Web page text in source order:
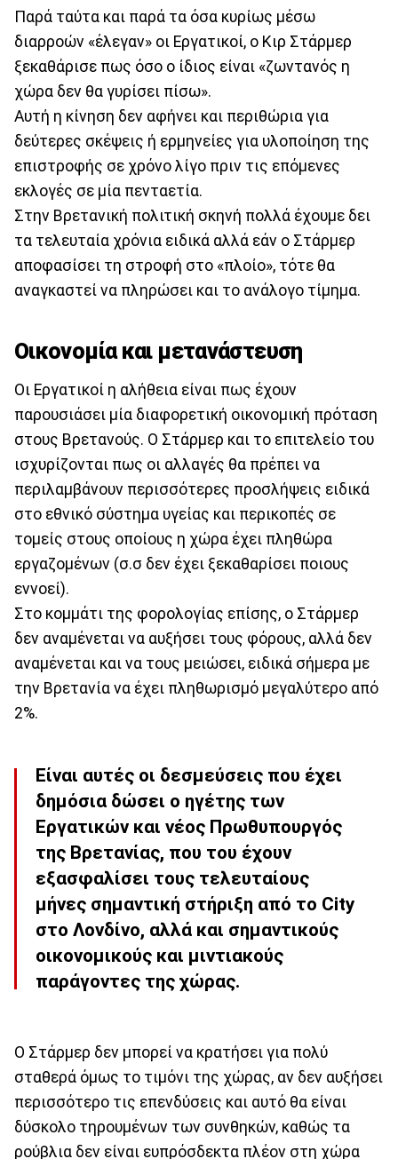
Παρά ταύτα και παρά τα όσα κυρίως μέσω
διαρροών «έλεγαν» οι Εργατικοί, ο Κιρ Στάρμερ
ξεκαθάρισε πως όσο ο ίδιος είναι «ζωντανός η
χώρα δεν θα γυρίσει πίσω».
Αυτή η κίνηση δεν αφήνει και περιθώρια για
δεύτερες σκέψεις ή ερμηνείες για υλοποίηση της
επιστροφής σε χρόνο λίγο πριν τις επόμενες
εκλογές σε μία πενταετία.
Στην Βρετανική πολιτική σκηνή πολλά έχουμε δει
τα τελευταία χρόνια ειδικά αλλά εάν ο Στάρμερ
αποφασίσει τη στροφή στο «πλοίο», τότε θα
αναγκαστεί να πληρώσει και το ανάλογο τίμημα.
Οικονομία και μετανάστευση
Οι Εργατικοί η αλήθεια είναι πως έχουν
παρουσιάσει μία διαφορετική οικονομική πρόταση
στους Βρετανούς. Ο Στάρμερ και το επιτελείο του
ισχυρίζονται πως οι αλλαγές θα πρέπει να
περιλαμβάνουν περισσότερες προσλήψεις ειδικά
στο εθνικό σύστημα υγείας και περικοπές σε
τομείς στους οποίους η χώρα έχει πληθώρα
εργαζομένων (σ.σ δεν έχει ξεκαθαρίσει ποιους
εννοεί).
Στο κομμάτι της φορολογίας επίσης, ο Στάρμερ
δεν αναμένεται να αυξήσει τους φόρους, αλλά δεν
αναμένεται και να τους μειώσει, ειδικά σήμερα με
την Βρετανία να έχει πληθωρισμό μεγαλύτερο από
2%.
Είναι αυτές οι δεσμεύσεις που έχει
δημόσια δώσει ο ηγέτης των
Εργατικών και νέος Πρωθυπουργός
της Βρετανίας, που του έχουν
εξασφαλίσει τους τελευταίους
μήνες σημαντική στήριξη από το City
στο Λονδίνο, αλλά και σημαντικούς
οικονομικούς και μιντιακούς
παράγοντες της χώρας.
Ο Στάρμερ δεν μπορεί να κρατήσει για πολύ
σταθερά όμως το τιμόνι της χώρας, αν δεν αυξήσει
περισσότερο τις επενδύσεις και αυτό θα είναι
δύσκολο τηρουμένων των συνθηκών, καθώς τα
ρούβλια δεν είναι ευπρόσδεκτα πλέον στη χώρα